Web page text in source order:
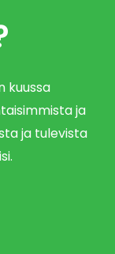
kuussa
ja
ja tulevista